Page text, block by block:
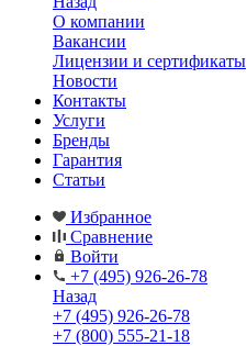
О компании
Вакансии
Лицензии и сертификаты
Новости
Контакты
Услуги
Бренды
Гарантия
Статьи
Избранное
Сравнение
Войти
+7 (495) 926-26-78
Назад
+7 (495) 926-26-78
+7 (800) 555-21-18